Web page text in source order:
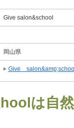
Give salon&school
岡山県
Give salon&amp;schoo
は自